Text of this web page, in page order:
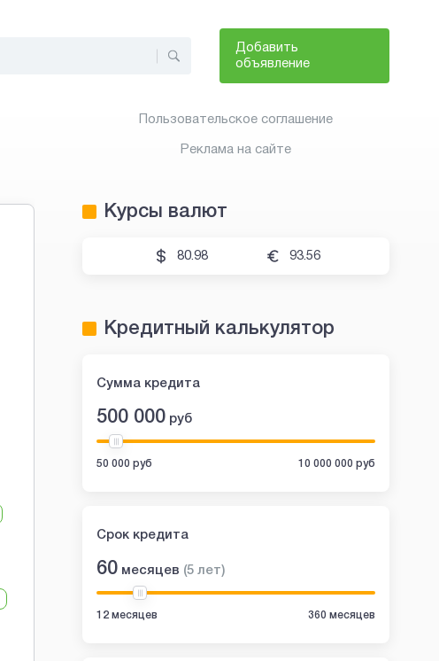
Добавить
объявление
Пользовательское соглашение
Реклама на сайте
Курсы валют
80.98 93.56
Кредитный калькулятор
Сумма кредита
500 000 руб
50 000 руб 10 000 000 руб
Срок кредита
60 месяцев (5 лет)
12 месяцев 360 месяцев